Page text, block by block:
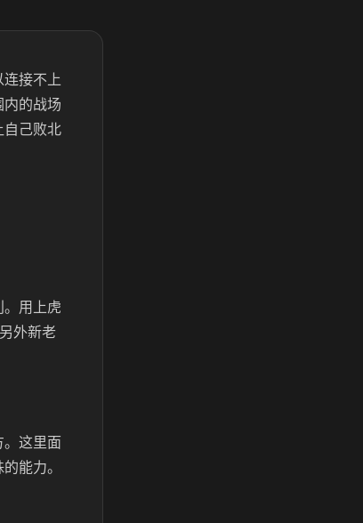
接不上
的战场
自己败北
用上虎
外新老
这里面
能力。